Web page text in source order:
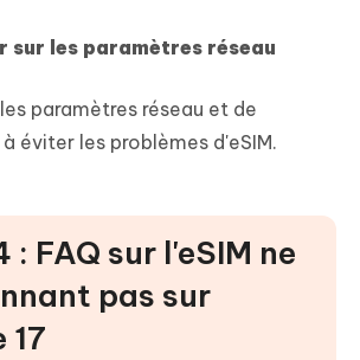
sur les paramètres réseau
paramètres réseau et de
éviter les problèmes d'eSIM.
: FAQ sur l'eSIM ne
pas sur
17